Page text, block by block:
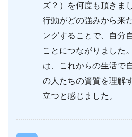
ズ？）を何度も頂きま
行動がどの強みから来
ングすることで、自分
ことにつながりました
は、これからの生活で
の人たちの資質を理解
立つと感じました。